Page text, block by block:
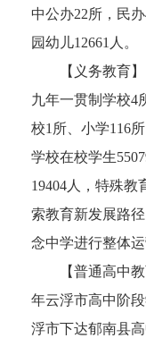
中公办22所，民
园幼儿12661人。
【义务教育】
九年一贯制学校4
校1所、小学116
学校在校学生
19404人，特殊教
索教育新发展路
念中学进行整体运
【普通高中教
年云浮市高中阶
浮市下达郁南县